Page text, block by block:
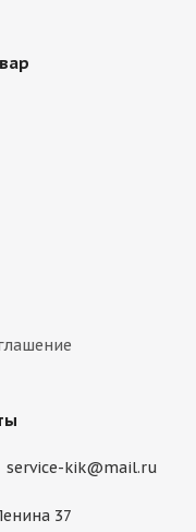
service-kik@mail.ru
37